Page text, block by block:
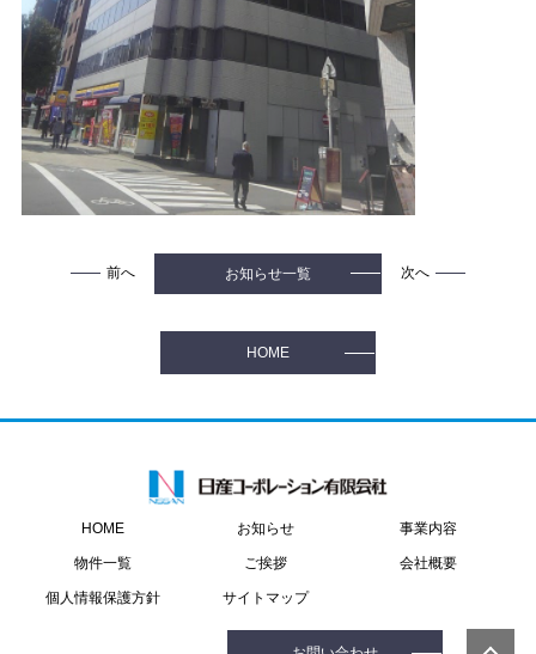
前へ お知らせ一覧 次へ
HOME
HOME お知らせ 事業内容
物件一覧 ご挨拶 会社概要
個人情報保護方針 サイトマップ